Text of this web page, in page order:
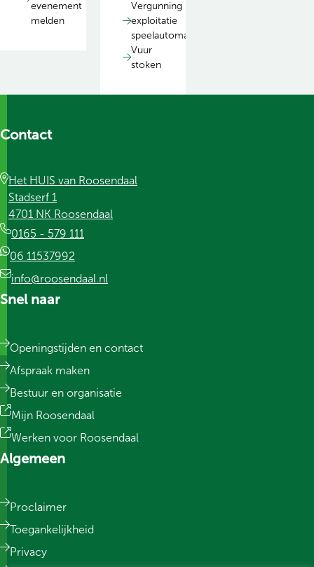
evenement
melden
Vergunning
exploitatie
speelautomatenhal
Vuur
stoken
Contact
Het HUIS van Roosendaal
Stadserf 1
4701 NK Roosendaal
0165 - 579 111
06 11537992
info@roosendaal.nl
Snel naar
Openingstijden en contact
Afspraak maken
Bestuur en organisatie
Mijn Roosendaal
Werken voor Roosendaal
Algemeen
Proclaimer
Toegankelijkheid
Privacy